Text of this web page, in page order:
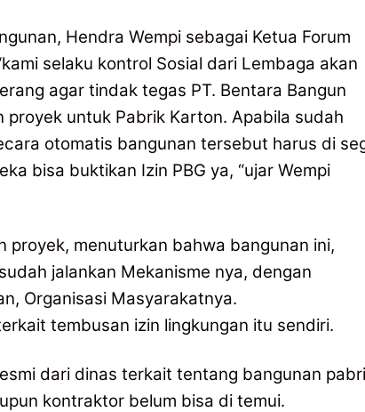
Hendra Wempi sebagai Ketua Forum
selaku kontrol Sosial dari Lembaga akan
agar tindak tegas PT. Bentara Bangun
untuk Pabrik Karton. Apabila sudah
otomatis bangunan tersebut harus di
bisa buktikan Izin PBG ya, “ujar Wempi
proyek, menuturkan bahwa bangunan ini,
jalankan Mekanisme nya, dengan
Organisasi Masyarakatnya.
tembusan izin lingkungan itu sendiri.
dari dinas terkait tentang bangunan
kontraktor belum bisa di temui.